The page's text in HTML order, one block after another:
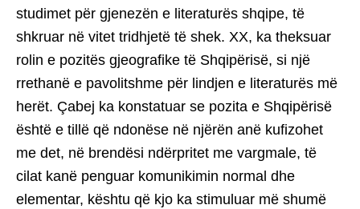
studimet për gjenezën e literaturës shqipe, të
shkruar në vitet tridhjetë të shek. XX, ka theksuar
rolin e pozitës gjeografike të Shqipërisë, si një
rrethanë e pavolitshme për lindjen e literaturës më
herët. Çabej ka konstatuar se pozita e Shqipërisë
është e tillë që ndonëse në njërën anë kufizohet
me det, në brendësi ndërpritet me vargmale, të
cilat kanë penguar komunikimin normal dhe
elementar, kështu që kjo ka stimuluar më shumë